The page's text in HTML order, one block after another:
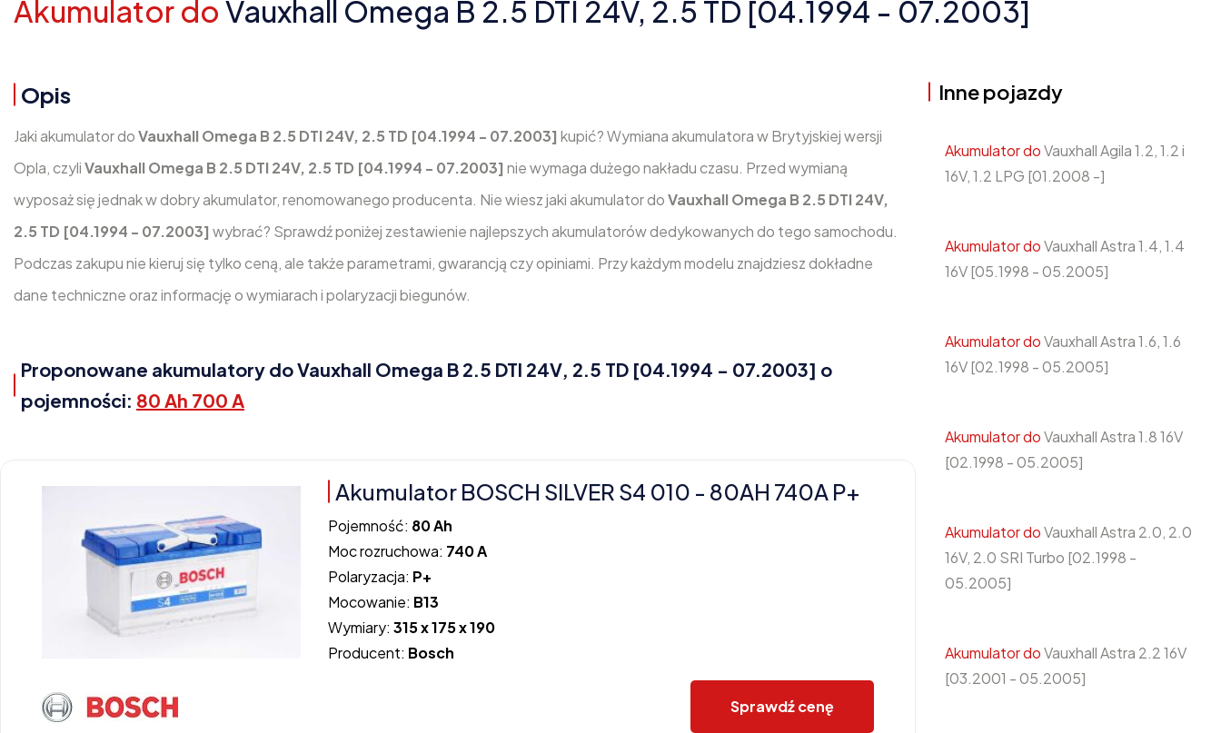
Akumulator do Vauxhall Omega B 2.5 DTI 24V, 2.5 TD [04.1994 - 07.2003]
Opis
Jaki akumulator doVauxhall Omega B 2.5 DTI 24V, 2.5 TD [04.1994 - 07.2003] kupić? Wymiana akumulatora w Brytyjskiej wersji
Opla, czyliVauxhall Omega B 2.5 DTI 24V, 2.5 TD [04.1994 - 07.2003] nie wymaga dużego nakładu czasu. Przed wymianą
wyposaż się jednak w dobry akumulator, renomowanego producenta. Nie wiesz jaki akumulator doVauxhall Omega B 2.5 DTI 24V,
2.5 TD [04.1994 - 07.2003] wybrać? Sprawdź poniżej zestawienie najlepszych akumulatorów dedykowanych do tego samochodu.
Podczas zakupu nie kieruj się tylko ceną, ale także parametrami, gwarancją czy opiniami. Przy każdym modelu znajdziesz dokładne
dane techniczne oraz informację o wymiarach i polaryzacji biegunów.
Proponowane akumulatory do Vauxhall Omega B 2.5 DTI 24V, 2.5 TD [04.1994 - 07.2003] o
pojemności: 80 Ah 700 A
Akumulator BOSCH SILVER S4 010 - 80AH 740A P+
Pojemność: 80 Ah
Moc rozruchowa: 740 A
Polaryzacja: P+
Mocowanie: B13
Wymiary:315 x 175 x 190
Producent: Bosch
Sprawdź cenę
Inne pojazdy
Akumulator doVauxhall Agila 1.2, 1.2 i
16V, 1.2 LPG [01.2008 -]
Akumulator doVauxhall Astra 1.4, 1.4
16V [05.1998 - 05.2005]
Akumulator doVauxhall Astra 1.6, 1.6
16V [02.1998 - 05.2005]
Akumulator doVauxhall Astra 1.8 16V
[02.1998 - 05.2005]
Akumulator doVauxhall Astra 2.0, 2.0
16V, 2.0 SRI Turbo [02.1998 -
05.2005]
Akumulator doVauxhall Astra 2.2 16V
[03.2001 - 05.2005]